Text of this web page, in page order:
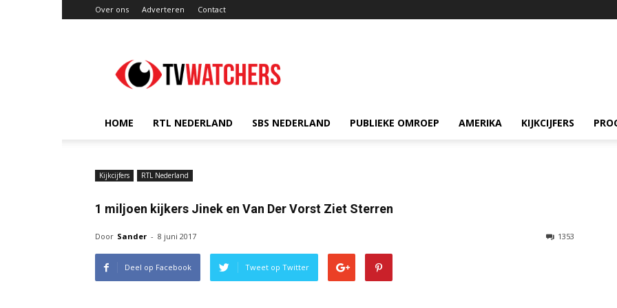
Over ons Adverteren Contact
HOME RTL NEDERLAND SBS NEDERLAND PUBLIEKE OMROEP AMERIKA KIJKCIJFERS
Kijkcijfers RTL Nederland
1 miljoen kijkers Jinek en Van Der Vorst Ziet Sterren
Door Sander - 8 juni 2017 1353
Deel op Facebook Tweet op Twitter